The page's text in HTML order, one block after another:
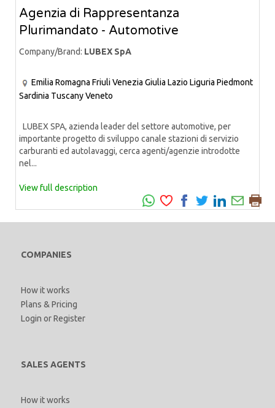
Agenzia di Rappresentanza
Plurimandato - Automotive
Company/Brand: LUBEX SpA
Emilia Romagna Friuli Venezia Giulia Lazio Liguria Piedmont
Sardinia TuscanyVeneto
LUBEX SPA, azienda leader del settore automotive, per
importante progetto di sviluppo canale stazioni di servizio
carburanti ed autolavaggi, cerca agenti/agenzie introdotte
nel...
View full description
COMPANIES
How it works
Plans & Pricing
Login orRegister
SALES AGENTS
How it works